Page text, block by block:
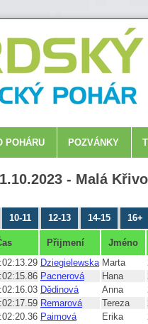
POHÁRU POZVÁNKY
- Malá
10-11 12-13 14-15 16+
Přijmení
Jméno
Dziegielewska Marta
Pacnerová Hana
Dědinová Anna
Remarová Tereza
Paimová Erika